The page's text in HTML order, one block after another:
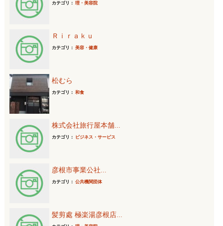
カテゴリ： 理・美容院
Ｒｉｒａｋｕ
カテゴリ： 美容・健康
松むら
カテゴリ： 和食
株式会社旅行屋本舗...
カテゴリ： ビジネス・サービス
彦根市事業公社...
カテゴリ： 公共機関団体
髪剪處 極楽湯彦根店...